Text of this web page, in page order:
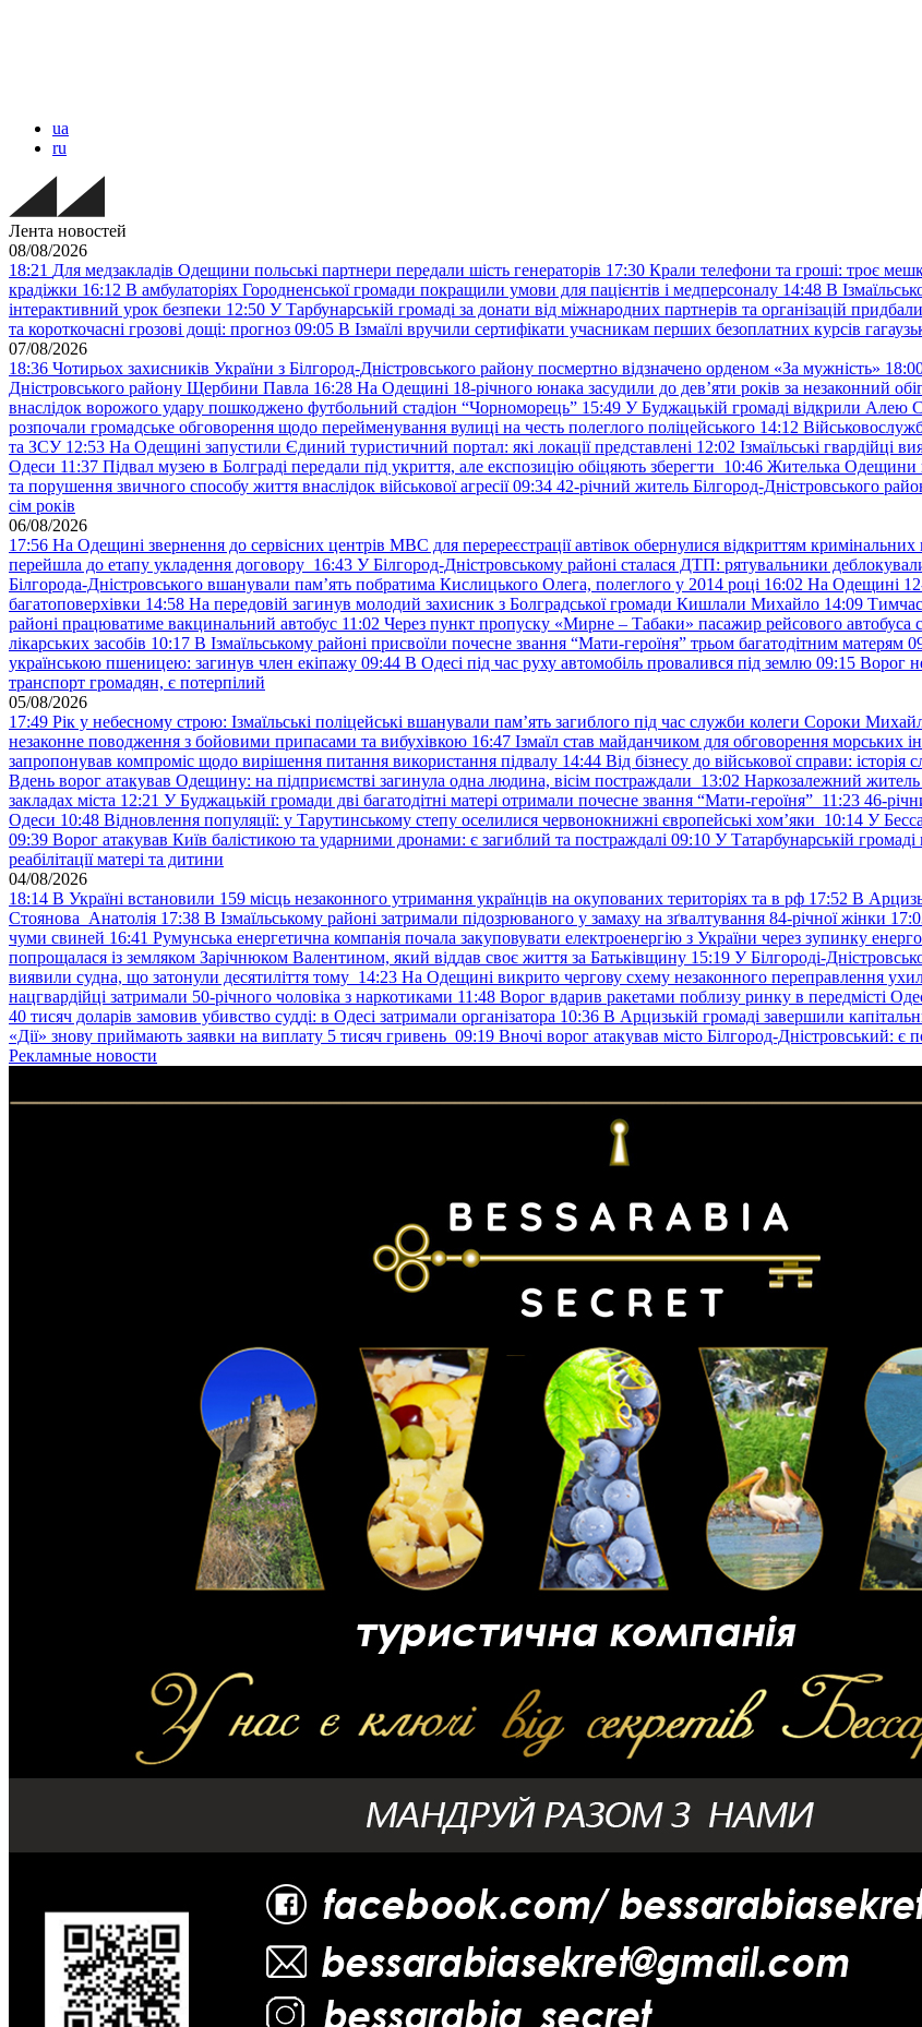
ua
ru
Лента новостей
08/08/2026
18:21 Для медзакладів Одещини польські партнери передали шість генераторів 17:30 Крали телефони та гроші: троє
крадіжки 16:12 В амбулаторіях Городненської громади покращили умови для пацієнтів і медперсоналу 14:48 В
інтерактивний урок безпеки 12:50 У Тарбунарській громаді за донати від міжнародних партнерів та організацій
та короткочасні грозові дощі: прогноз 09:05 В Ізмаїлі вручили сертифікати учасникам перших безоплатних курсів
07/08/2026
18:36 Чотирьох захисників України з Білгород-Дністровського району посмертно відзначено орденом «За мужність»
Дністровського району Щербини Павла 16:28 На Одещині 18-річного юнака засудили до дев’яти років за незаконний
внаслідок ворожого удару пошкоджено футбольний стадіон “Чорноморець” 15:49 У Буджацькій громаді відкрили Алею
розпочали громадське обговорення щодо перейменування вулиці на честь полеглого поліцейського 14:12
та ЗСУ 12:53 На Одещині запустили Єдиний туристичний портал: які локації представлені 12:02 Ізмаїльські гвардійці
Одеси 11:37 Підвал музею в Болграді передали під укриття, але експозицію обіцяють зберегти 10:46 Жителька Одещини
та порушення звичного способу життя внаслідок військової агресії 09:34 42-річний житель Білгород-Дністровського
сім років
06/08/2026
17:56 На Одещині звернення до сервісних центрів МВС для перереєстрації автівок обернулися відкриттям
перейшла до етапу укладення договору 16:43 У Білгород-Дністровському районі сталася ДТП: рятувальники
Білгорода-Дністровського вшанували пам’ять побратима Кислицького Олега, полеглого у 2014 році 16:02 На Одещині 12-
багатоповерхівки 14:58 На передовій загинув молодий захисник з Болградської громади Кишлали Михайло 14:09
районі працюватиме вакцинальний автобус 11:02 Через пункт пропуску «Мирне – Табаки» пасажир рейсового
лікарських засобів 10:17 В Ізмаїльському районі присвоїли почесне звання “Мати-героїня” трьом багатодітним матерям
українською пшеницею: загинув член екіпажу 09:44 В Одесі під час руху автомобіль провалився під землю 09:15 Ворог
транспорт громадян, є потерпілий
05/08/2026
17:49 Рік у небесному строю: Ізмаїльські поліцейські вшанували пам’ять загиблого під час служби колеги Сороки
незаконне поводження з бойовими припасами та вибухівкою 16:47 Ізмаїл став майданчиком для обговорення морських
запропонував компроміс щодо вирішення питання використання підвалу 14:44 Від бізнесу до військової справи:
Вдень ворог атакував Одещину: на підприємстві загинула одна людина, вісім постраждали 13:02 Наркозалежний
закладах міста 12:21 У Буджацькій громади дві багатодітні матері отримали почесне звання “Мати-героїня” 11:23 46-
Одеси 10:48 Відновлення популяції: у Тарутинському степу оселилися червонокнижні європейські хом’яки 10:14 У
09:39 Ворог атакував Київ балістикою та ударними дронами: є загиблий та постраждалі 09:10 У Татарбунарській
реабілітації матері та дитини
04/08/2026
18:14 В Україні встановили 159 місць незаконного утримання українців на окупованих територіях та в рф 17:52 В
Стоянова Анатолія 17:38 В Ізмаїльському районі затримали підозрюваного у замаху на зґвалтування 84-річної жінки
чуми свиней 16:41 Румунська енергетична компанія почала закуповувати електроенергію з України через зупинку
попрощалася із земляком Зарічнюком Валентином, який віддав своє життя за Батьківщину 15:19 У Білгороді-
виявили судна, що затонули десятиліття тому 14:23 На Одещині викрито чергову схему незаконного переправлення
нацгвардійці затримали 50-річного чоловіка з наркотиками 11:48 Ворог вдарив ракетами поблизу ринку в передмісті
40 тисяч доларів замовив убивство судді: в Одесі затримали організатора 10:36 В Арцизькій громаді завершили
«Дії» знову приймають заявки на виплату 5 тисяч гривень 09:19 Вночі ворог атакував місто Білгород-Дністровський: є
Рекламные новости